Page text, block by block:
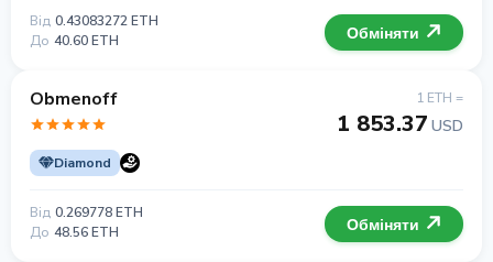
Від 0.43083272 ETH
До 40.60 ETH Обміняти
Obmenoff
Diamond
1 ETH =
1 853.37 USD
Від 0.269778 ETH
До 48.56 ETH Обміняти